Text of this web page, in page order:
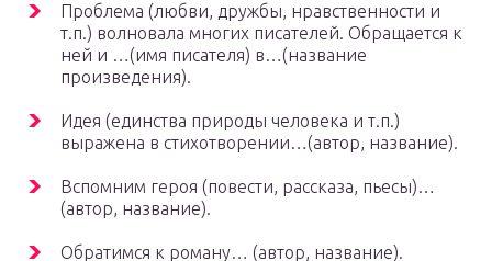
Проблема (любви, дружбы, нравственности и
т.п.) волновала многих писателей. Обращается к
ней и …(имя писателя) в…(название
произведения).
Идея (единства природы человека и т.п.)
выражена в стихотворении…(автор, название).
Вспомним героя (повести, рассказа, пьесы)…
(автор, название).
Обратимся к роману… (автор, название).